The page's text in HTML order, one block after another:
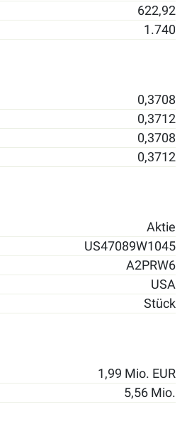
622,92
1.740
0,3708
0,3712
0,3708
0,3712
Aktie
US47089W1045
A2PRW6
USA
Stück
1,99 Mio. EUR
5,56 Mio.